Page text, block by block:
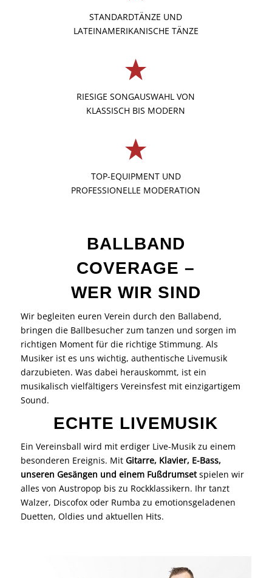
STANDARDTÄNZE UND
LATEINAMERIKANISCHE TÄNZE
RIESIGE SONGAUSWAHL VON
KLASSISCH BIS MODERN
TOP-EQUIPMENT UND
PROFESSIONELLE MODERATION
BALLBAND
COVERAGE –
WER WIR SIND
Wir begleiten euren Verein durch den Ballabend,
bringen die Ballbesucher zum tanzen und sorgen im
richtigen Moment für die richtige Stimmung. Als
Musiker ist es uns wichtig, authentische Livemusik
darzubieten. Was dabei herauskommt, ist ein
musikalisch vielfältigers Vereinsfest mit einzigartigem
Sound.
ECHTE LIVEMUSIK
Ein Vereinsball wird mit erdiger Live-Musik zu einem
besonderen Ereignis. Mit Gitarre, Klavier, E-Bass,
unseren Gesängen und einem Fußdrumsetspielen wir
alles von Austropop bis zu Rockklassikern. Ihr tanzt
Walzer, Discofox oder Rumba zu emotionsgeladenen
Duetten, Oldies und aktuellen Hits.